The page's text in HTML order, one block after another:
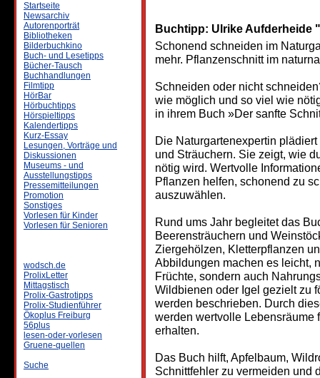
Startseite
Newsarchiv
Autorenporträt
Bibliotheken
Bilderbuchkino
Buch- und Lesetipps
Bücher-Tausch
Buchhandlungen
Filmtipp
HörBar
Hörbuchtipps
Hörspieltipps
Kalendertipps
Kurz-Essay
Lesungen, Vorträge und
Diskussionen
Museums - und
Ausstellungstipps
Pressemitteilungen
Promotion
Sonstiges
Vorlesen für Kinder
Vorlesen für Senioren
wodsch.de
ProlixLetter
Mittagstisch
Prolix-Gastrotipps
Prolix-Studienführer
Ökoplus Freiburg
56plus
lesen-oder-vorlesen
Gruene-quellen
Suche
Buchtipp: Ulrike Aufderheide
Schonend schneiden im
mehr. Pflanzenschnitt im
Schneiden oder nicht
wie möglich und so viel wie
in ihrem Buch »Der sanfte
Die Naturgartenexpertin
und Sträuchern. Sie zeigt, wie
nötig wird. Wertvolle
Pflanzen helfen, schonend zu
auszuwählen.
Rund ums Jahr begleitet das
Beerensträuchern und
Ziergehölzen, Kletterpflanzen
Abbildungen machen es leicht,
Früchte, sondern auch
Wildbienen oder Igel gezielt zu
werden beschrieben. Durch
werden wertvolle Lebensräume
erhalten.
Das Buch hilft, Apfelbaum,
Schnittfehler zu vermeiden und